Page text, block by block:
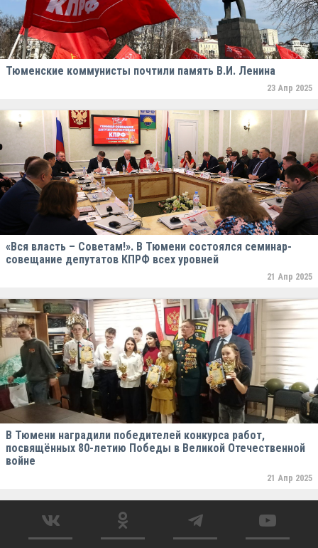
Тюменские коммунисты почтили память В.И. Ленина
23 Апр 2025
«Вся власть – Советам!». В Тюмени состоялся семинар-
совещание депутатов КПРФ всех уровней
21 Апр 2025
В Тюмени наградили победителей конкурса работ,
посвящённых 80-летию Победы в Великой Отечественной
войне
21 Апр 2025